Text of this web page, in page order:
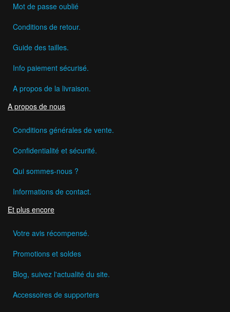
Mot de passe oublié
Conditions de retour.
Guide des tailles.
Info paiement sécurisé.
A propos de la livraison.
A propos de nous
Conditions générales de vente.
Confidentialité et sécurité.
Qui sommes-nous ?
Informations de contact.
Et plus encore
Votre avis récompensé.
Promotions et soldes
Blog, suivez l'actualité du site.
Accessoires de supporters